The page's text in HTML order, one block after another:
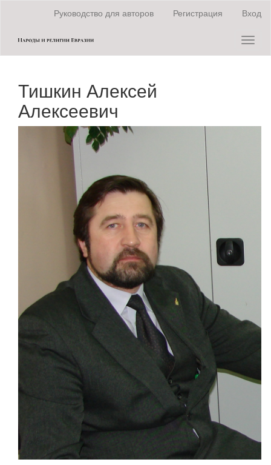
содержанию
страницы
Основное
содержание
Боковая
панель
Руководство для авторов Регистрация Вход
Тишкин Алексей
Алексеевич